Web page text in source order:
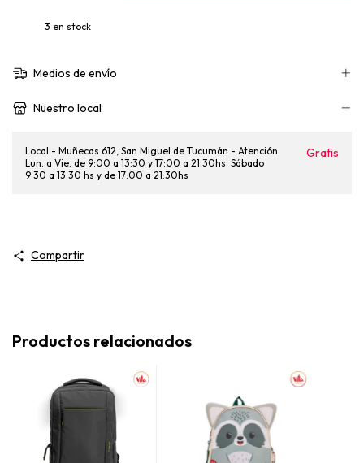
3 en stock
Medios de envío
Nuestro local
Local - Muñecas 612, San Miguel de Tucumán - Atención
Lun. a Vie. de 9:00 a 13:30 y 17:00 a 21:30hs. Sábado
9:30 a 13:30 hs y de 17:00 a 21:30hs
Gratis
Compartir
Productos relacionados